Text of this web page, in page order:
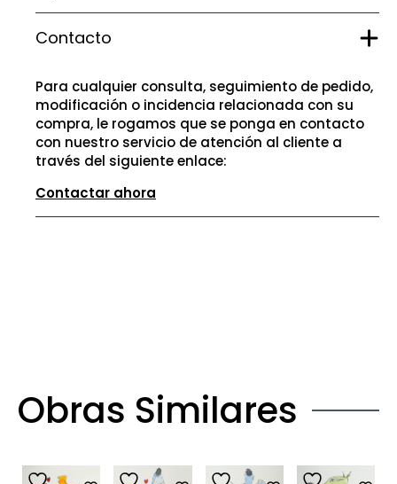
Contacto
Para cualquier consulta, seguimiento de pedido,
modificación o incidencia relacionada con su
compra, le rogamos que se ponga en contacto
con nuestro servicio de atención al cliente a
través del siguiente enlace:
Contactar ahora
Obras Similares